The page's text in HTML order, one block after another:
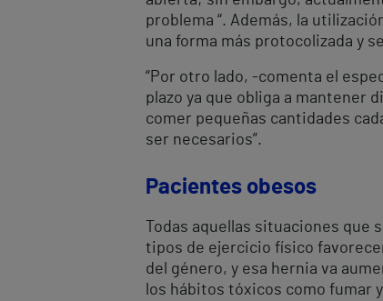
problema “. Además, la
una forma más protocolizada y
“Por otro lado, -comenta el
plazo ya que obliga a mantener
comer pequeñas cantidades
ser necesarios”.
Pacientes obesos
Todas aquellas situaciones
tipos de ejercicio físico
del género, y esa hernia va
los hábitos tóxicos como fumar